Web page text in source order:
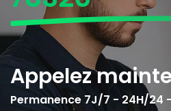
Appelez
Permanence 7J/7 - 24H/24